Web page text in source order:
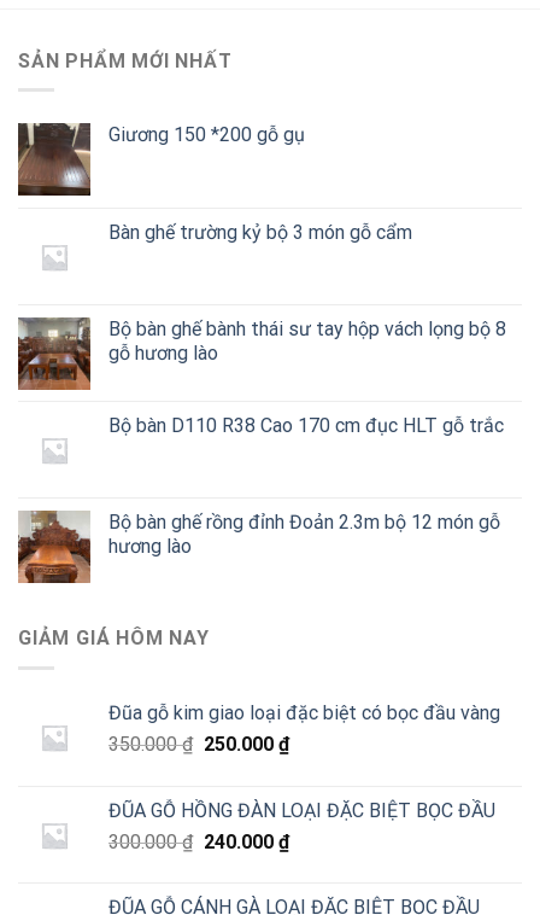
SẢN PHẨM MỚI NHẤT
Giương 150 *200 gỗ gụ
Bàn ghế trường kỷ bộ 3 món gỗ cẩm
Bộ bàn ghế bành thái sư tay hộp vách lọng bộ 8
gỗ hương lào
Bộ bàn D110 R38 Cao 170 cm đục HLT gỗ trắc
Bộ bàn ghế rồng đỉnh Đoản 2.3m bộ 12 món gỗ
hương lào
GIẢM GIÁ HÔM NAY
Đũa gỗ kim giao loại đặc biệt có bọc đầu vàng
350.000₫ Giá
350.000 ₫.
250.000 ₫Giá
là:
250.000 ₫.
ĐŨA GỖ HỒNG ĐÀN LOẠI ĐẶC BIỆT BỌC ĐẦU
300.000₫ Giá
là:
240.000 ₫Giá
ĐŨA GỖ CÁNH GÀ LOẠI ĐẶC BIỆT BỌC ĐẦU